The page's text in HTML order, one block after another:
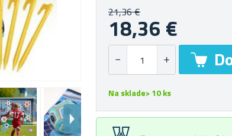
21,36 €
18,36 €
Na sklade> 10 ks